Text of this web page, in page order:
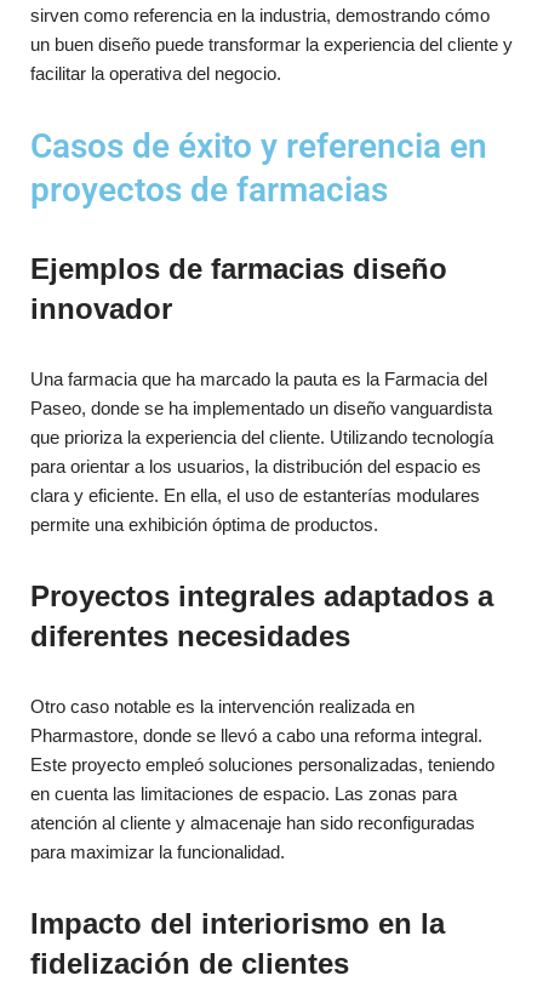
sirven como referencia en la industria, demostrando cómo
un buen diseño puede transformar la experiencia del cliente y
facilitar la operativa del negocio.
Casos de éxito y referencia en
proyectos de farmacias
Ejemplos de farmacias diseño
innovador
Una farmacia que ha marcado la pauta es la Farmacia del
Paseo, donde se ha implementado un diseño vanguardista
que prioriza la experiencia del cliente. Utilizando tecnología
para orientar a los usuarios, la distribución del espacio es
clara y eficiente. En ella, el uso de estanterías modulares
permite una exhibición óptima de productos.
Proyectos integrales adaptados a
diferentes necesidades
Otro caso notable es la intervención realizada en
Pharmastore, donde se llevó a cabo una reforma integral.
Este proyecto empleó soluciones personalizadas, teniendo
en cuenta las limitaciones de espacio. Las zonas para
atención al cliente y almacenaje han sido reconfiguradas
para maximizar la funcionalidad.
Impacto del interiorismo en la
fidelización de clientes